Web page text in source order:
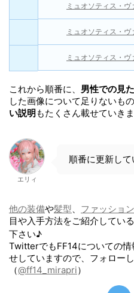
ミュオソティス・
ミュオソティス・
ミュオソティス・
これから順番に、 男性での見
した画像について足りないも
い説明 もたくさん載せていきま
エリィ
順番に更新し
他の装備や髪型、 ファッショ
目や入手方法をご紹介してい
下さい♪
TwitterでもFF14についての
せしていますので、フォロー
（@ff14_mirapri）